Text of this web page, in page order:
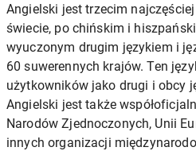
Angielski jest trzecim
świecie, po chińskim i
wyuczonym drugim językiem i
60 suwerennych krajów. Ten
użytkowników jako drugi i obcy
Angielski jest także
Narodów Zjednoczonych, Unii
innych organizacji